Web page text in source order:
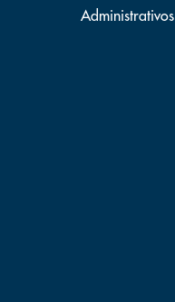
Administrativos